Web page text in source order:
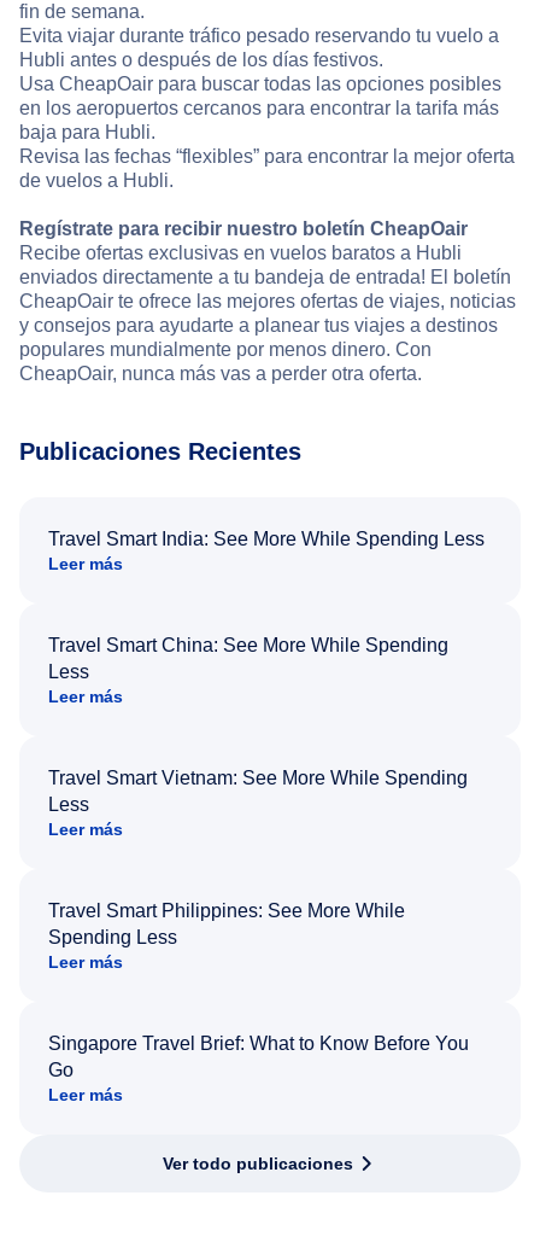
fin de semana.
Evita viajar durante tráfico pesado reservando tu vuelo a
Hubli antes o después de los días festivos.
Usa CheapOair para buscar todas las opciones posibles
en los aeropuertos cercanos para encontrar la tarifa más
baja para Hubli.
Revisa las fechas “flexibles” para encontrar la mejor oferta
de vuelos a Hubli.
Regístrate para recibir nuestro boletín CheapOair
Recibe ofertas exclusivas en vuelos baratos a Hubli
enviados directamente a tu bandeja de entrada! El boletín
CheapOair te ofrece las mejores ofertas de viajes, noticias
y consejos para ayudarte a planear tus viajes a destinos
populares mundialmente por menos dinero. Con
CheapOair, nunca más vas a perder otra oferta.
Publicaciones Recientes
Travel Smart India: See More While Spending Less
Leer más
Travel Smart China: See More While Spending
Less
Leer más
Travel Smart Vietnam: See More While Spending
Less
Leer más
Travel Smart Philippines: See More While
Spending Less
Leer más
Singapore Travel Brief: What to Know Before You
Go
Leer más
Ver todo publicaciones